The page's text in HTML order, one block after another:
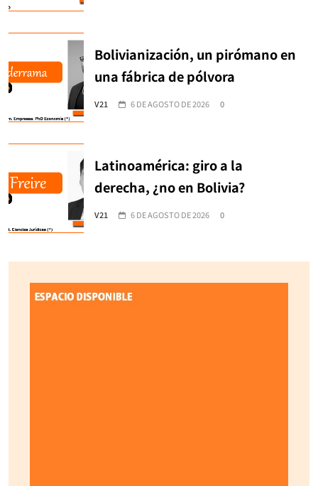
Bolivianización, un pirómano en
una fábrica de pólvora
V21 6 DE AGOSTO DE 2026 0
Latinoamérica: giro a la
derecha, ¿no en Bolivia?
V21 6 DE AGOSTO DE 2026 0